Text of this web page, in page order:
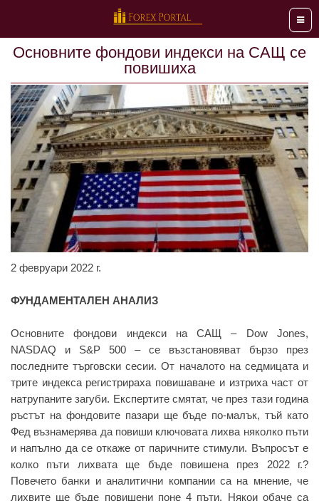
Меню
Основните фондови индекси на САЩ се
повишиха
2 февруари 2022 г.
ФУНДАМЕНТАЛЕН АНАЛИЗ
Основните фондови индекси на САЩ – Dow Jones,
NASDAQ и S&P 500 – се възстановяват бързо през
последните търговски сесии. От началото на седмицата и
трите индекса регистрираха повишаване и изтриха част от
натрупаните загуби. Експертите смятат, че през тази година
ръстът на фондовите пазари ще бъде по-малък, тъй като
Фед възнамерява да повиши ключовата лихва няколко пъти
и напълно да се откаже от паричните стимули. Въпросът е
колко пъти лихвата ще бъде повишена през 2022 г.?
Повечето банки и аналитични компании са на мнение, че
лихвите ще бъде повишени поне 4 пъти. Някои обаче са